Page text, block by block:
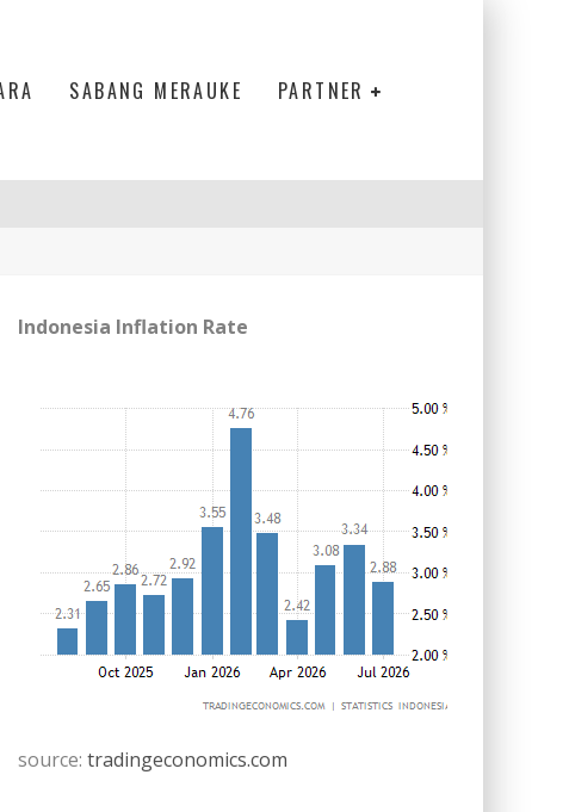
SABANG MERAUKE PARTNER
Indonesia Inflation Rate
source: tradingeconomics.com